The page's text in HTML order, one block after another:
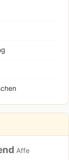
Affe